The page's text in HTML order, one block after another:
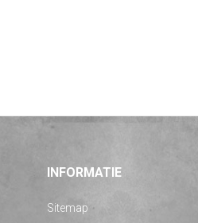
INFORMATIE
Sitemap